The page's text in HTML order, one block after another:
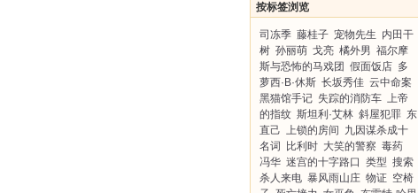
按标签浏览
司冻季 藤桂子 宠物先生 内田干
树 孙丽萌 戈亮 橘外男 福尔摩
斯与恐怖的马戏团 假面饭店 多
萝西·B·休斯 长坂秀佳 云中命案
黑猫馆手记 失踪的消防车 上帝
的指纹 斯坦利·艾林 斜屋犯罪 东
直己 上锁的房间
九因谋杀成十
名词
比利时 大笑的警察 毒药
冯华 迷宫的十字路口 类型 搜索
杀人来电 暴风雨山庄 物证 空椅